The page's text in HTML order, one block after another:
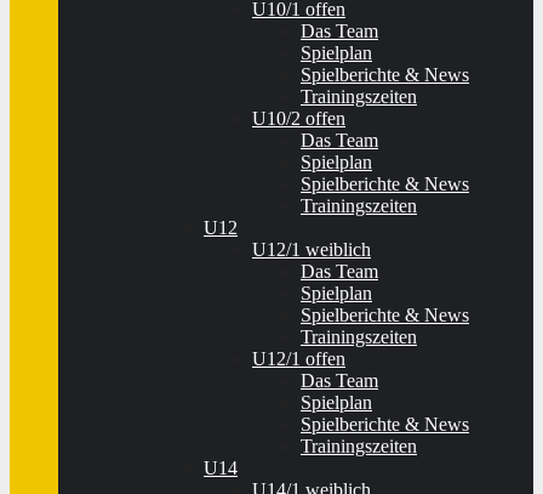
U10/1 offen
Das Team
Spielplan
Spielberichte & News
Trainingszeiten
U10/2 offen
Das Team
Spielplan
Spielberichte & News
Trainingszeiten
U12
U12/1 weiblich
Das Team
Spielplan
Spielberichte & News
Trainingszeiten
U12/1 offen
Das Team
Spielplan
Spielberichte & News
Trainingszeiten
U14
U14/1 weiblich